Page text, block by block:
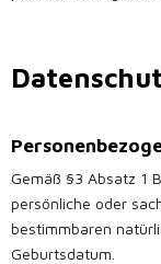
Gemäß §3 Absatz 1
persönliche oder
bestimmbaren
Geburtsdatum.